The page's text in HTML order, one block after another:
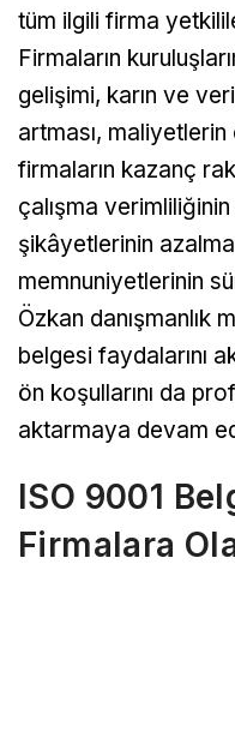
tüm ilgili firma
Firmaların
gelişimi, karın ve
artması,
firmaların kazanç
çalışma
şikâyetlerinin
memnuniyetlerinin
Özkan danışmanlık
belgesi faydalarını
ön koşullarını da
aktarmaya devam
ISO 9001
Firmalara